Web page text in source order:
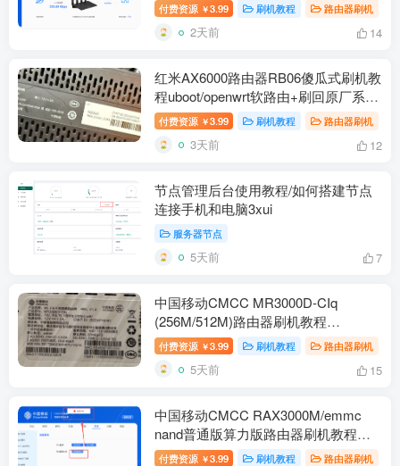
付费资源 ￥3.99 刷机教程 路由器刷机
2天前 14
红米AX6000路由器RB06傻瓜式刷机教
程uboot/openwrt软路由+刷回原厂系统
教程
付费资源 ￥3.99 刷机教程 路由器刷机
3天前 12
节点管理后台使用教程/如何搭建节点
连接手机和电脑3xui
服务器节点
5天前 7
中国移动CMCC MR3000D-CIq
(256M/512M)路由器刷机教程
openwrt+恢复原厂
付费资源 ￥3.99 刷机教程 路由器刷机
5天前 15
中国移动CMCC RAX3000M/emmc
nand普通版算力版路由器刷机教程
openwrt+恢复原厂
付费资源 ￥3.99 刷机教程 路由器刷机